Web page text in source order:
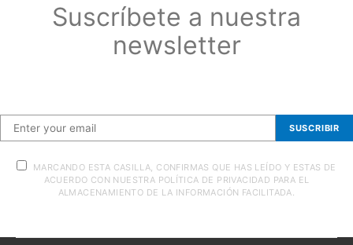
Suscríbete a nuestra
newsletter
SUSCRIBIR
MARCANDO ESTA CASILLA, CONFIRMAS QUE HAS LEÍDO Y ESTAS DE
ACUERDO CON NUESTRA POLÍTICA DE PRIVACIDAD PARA EL
ALMACENAMIENTO DE LA INFORMACIÓN FACILITADA.